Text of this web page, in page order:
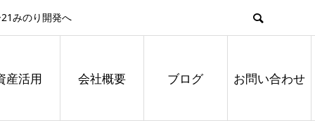
みのり開発へ
産活用 会社概要 ブログ お問い合わせ